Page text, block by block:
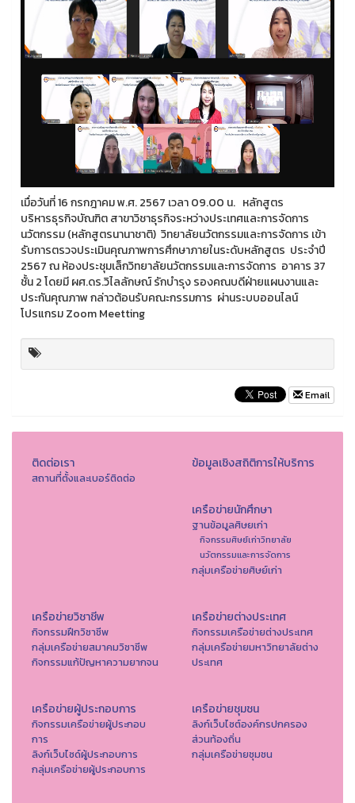
เมื่อวันที่ 16 กรกฎาคม พ.ศ. 2567 เวลา 09.00 น. หลักสูตร
บริหารธุรกิจบัณฑิต สาขาวิชาธุรกิจระหว่างประเทศและการจัดการ
นวัตกรรม (หลักสูตรนานาชาติ) วิทยาลัยนวัตกรรมและการจัดการ เข้า
รับการตรวจประเมินคุณภาพการศึกษาภายในระดับหลักสูตร ประจำปี
2567 ณ ห้องประชุมเล็กวิทยาลัยนวัตกรรมและการจัดการ อาคาร 37
ชั้น 2 โดยมี ผศ.ดร.วิไลลักษณ์ รักบำรุง รองคณบดีฝ่ายแผนงานและ
ประกันคุณภาพ กล่าวต้อนรับคณะกรรมการ ผ่านระบบออนไลน์
โปรแกรม Zoom Meetting
Email
ติดต่อเรา
สถานที่ตั้งและเบอร์ติดต่อ
ข้อมูลเชิงสถิติการให้บริการ
เครือข่ายนักศึกษา
ฐานข้อมูลศิษยเก่า
กิจกรรมศิษย์เก่าวิทยาลัย
นวัตกรรมและการจัดการ
กลุ่มเครือข่ายศิษย์เก่า
เครือข่ายวิชาชีพ
กิจกรรมฝึกวิชาชีพ
กลุ่มเครือข่ายสมาคมวิชาชีพ
กิจกรรมแก้ปัญหาความยากจน
เครือข่ายต่างประเทศ
กิจกรรมเครือข่ายต่างประเทศ
กลุ่มเครือข่ายมหาวิทยาลัยต่าง
ประเทศ
เครือข่ายผู้ประกอบการ
กิจกรรมเครือข่ายผู้ประกอบ
การ
ลิงก์เว็บไซด์ผู้ประกอบการ
กลุ่มเครือข่ายผู้ประกอบการ
เครือข่ายชุมชน
ลิงก์เว็บไซต์องค์กรปกครอง
ส่วนท้องถิ่น
กลุ่มเครือข่ายชุมชน